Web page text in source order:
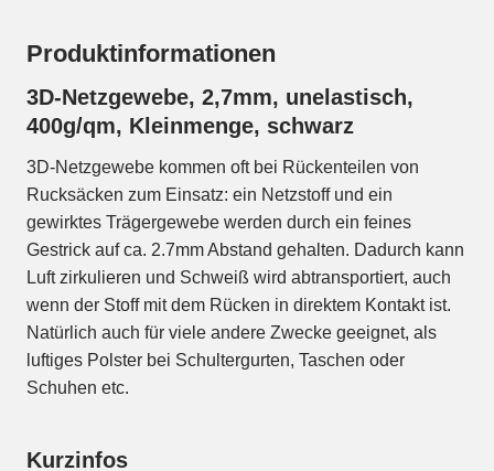
Produktinformationen
3D-Netzgewebe, 2,7mm, unelastisch,
400g/qm, Kleinmenge, schwarz
3D-Netzgewebe kommen oft bei Rückenteilen von
Rucksäcken zum Einsatz: ein Netzstoff und ein
gewirktes Trägergewebe werden durch ein feines
Gestrick auf ca. 2.7mm Abstand gehalten. Dadurch kann
Luft zirkulieren und Schweiß wird abtransportiert, auch
wenn der Stoff mit dem Rücken in direktem Kontakt ist.
Natürlich auch für viele andere Zwecke geeignet, als
luftiges Polster bei Schultergurten, Taschen oder
Schuhen etc.
Kurzinfos